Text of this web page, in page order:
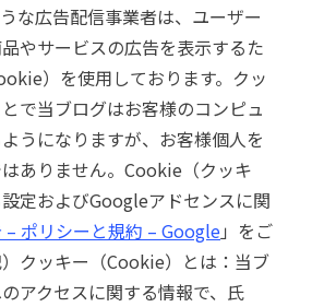
な広告配信事業者は、ユーザー
やサービスの広告を表示するた
）を使用しております。クッ
で当ブログはお客様のコンピュ
うになりますが、お客様個人を
ありません。Cookie（クッキ
定およびGoogleアドセンスに関
– ポリシーと規約 – Google」をご
クッキー（Cookie）とは：当ブ
アクセスに関する情報で、氏